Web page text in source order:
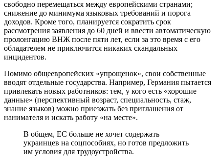
свободно перемещаться между европейскими странами;
снижение до минимума языковых требований и порога
доходов. Кроме того, планируется сократить срок
рассмотрения заявления до 60 дней и ввести автоматическую
пролонгацию ВНЖ после пяти лет, если за это время с его
обладателем не приключится никаких скандальных
инцидентов.
Помимо общеевропейских «упрощенок», свои собственные
вводят отдельные государства. Например, Германия пытается
привлекать новых работников: тем, у кого есть «хорошие
данные» (перспективный возраст, специальность, стаж,
знание языков) можно приезжать без приглашения от
нанимателя и искать работу «на месте».
В общем, ЕС больше не хочет содержать
украинцев на соцпособиях, но готов предложить
им условия для трудоустройства.